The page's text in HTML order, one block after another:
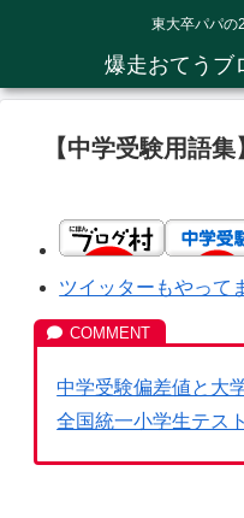
東大卒パパの
爆走おてうブ
【中学受験用語
ツイッターもやって
中学受験偏差値と大
全国統一小学生テス